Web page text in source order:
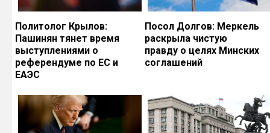
Политолог Крылов:
Пашинян тянет время
выступлениями о
референдуме по ЕС и
ЕАЭС
Посол Долгов: Меркель
раскрыла чистую
правду о целях Минских
соглашений